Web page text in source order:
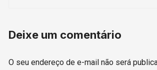
Deixe um comentário
O seu endereço de e-mail não será